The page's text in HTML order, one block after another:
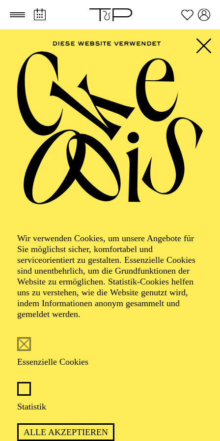
Zum Hauptinhalt springen Zum Footer springen
Wir verwenden Cookies, um unsere Angebote für
Sie möglichst sicher, komfortabel und
serviceorientiert zu gestalten. Essenzielle Cookies
sind unentbehrlich, um die Grundfunktionen der
Website zu ermöglichen. Statistik-Cookies helfen
uns zu verstehen, wie die Website genutzt wird,
indem Informationen anonym gesammelt und
gemeldet werden.
Essenzielle Cookies
Statistik
ALLE AKZEPTIEREN
Foto: Benne Ochs
Astrik Khanamiryan
(Astrik Khanamiryan) hat schon früh die Liebe zur